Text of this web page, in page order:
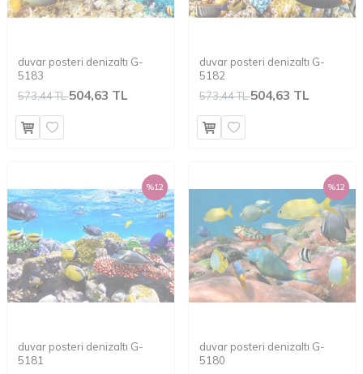
duvar posteri denizaltı G-
5183
573,44 TL504,63 TL
duvar posteri denizaltı G-
5182
573,44 TL504,63 TL
%12
duvar posteri denizaltı G-
5181
%12
duvar posteri denizaltı G-
5180